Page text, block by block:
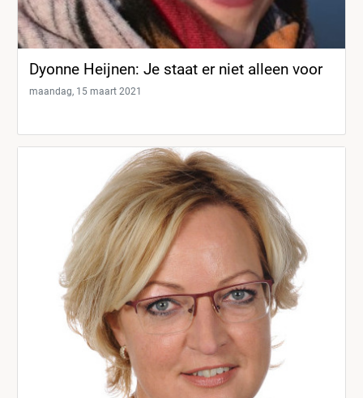
Dyonne Heijnen: Je staat er niet alleen voor
maandag, 15 maart 2021